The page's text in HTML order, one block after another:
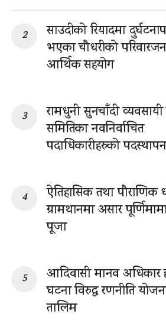
साउदीको रियादमा
भएका चौधरीको
आर्थिक सहयोग
रामधुनी सुनचाँदी
समितिका नवनिर्वाचित
पदाधिकारीहरुको पदस्थापन
ऐतिहासिक तथा पौराणिक
ग्रामथानमा असार
पूजा
आदिवासी मानव अधिकार
घटना विरुद्ध रणनीति
तालिम